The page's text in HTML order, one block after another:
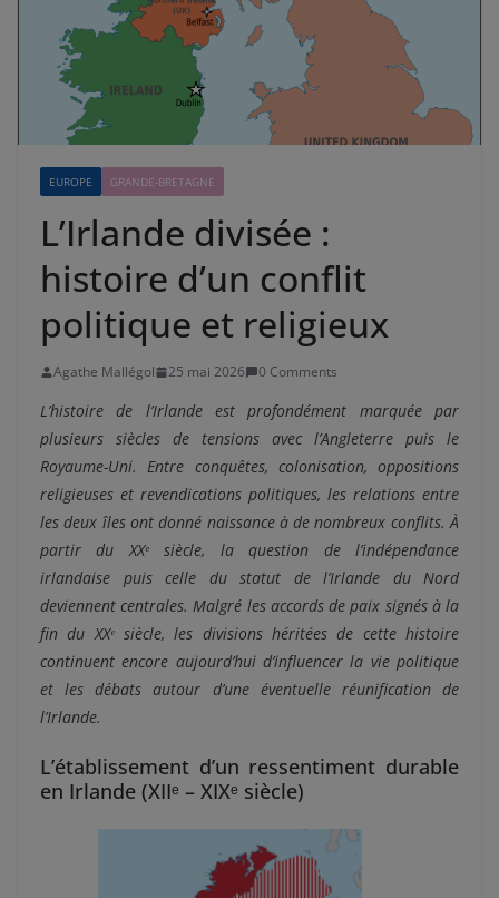
EUROPE GRANDE-BRETAGNE
L’Irlande divisée :
histoire d’un conflit
politique et religieux
Agathe Mallégol 25 mai 2026 0 Comments
L’histoire de l’Irlande est profondément marquée par
plusieurs siècles de tensions avec l’Angleterre puis le
Royaume-Uni. Entre conquêtes, colonisation, oppositions
religieuses et revendications politiques, les relations entre
les deux îles ont donné naissance à de nombreux conflits. À
partir du XXᵉ siècle, la question de l’indépendance
irlandaise puis celle du statut de l’Irlande du Nord
deviennent centrales. Malgré les accords de paix signés à la
fin du XXᵉ siècle, les divisions héritées de cette histoire
continuent encore aujourd’hui d’influencer la vie politique
et les débats autour d’une éventuelle réunification de
l’Irlande.
L’établissement d’un ressentiment durable
en Irlande (XIIᵉ – XIXᵉ siècle)